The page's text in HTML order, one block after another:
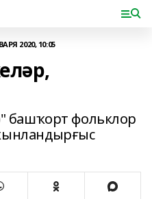
2020, 10:05
башҡорт фольклор